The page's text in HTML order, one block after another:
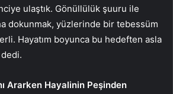
ulaştık. Gönüllülük şuuru ile
dokunmak, yüzlerinde bir tebessüm
Hayatım boyunca bu hedeften asla
Ararken Hayalinin Peşinden